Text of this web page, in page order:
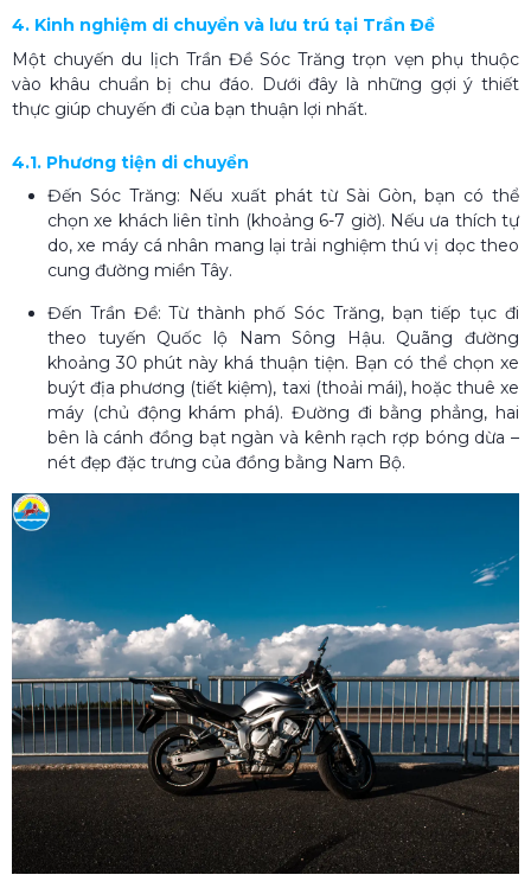
4. Kinh nghiệm di chuyển và lưu trú tại Trần Đề
Một chuyến du lịch Trần Đề Sóc Trăng trọn vẹn phụ thuộc
vào khâu chuẩn bị chu đáo. Dưới đây là những gợi ý thiết
thực giúp chuyến đi của bạn thuận lợi nhất.
4.1. Phương tiện di chuyển
Đến Sóc Trăng: Nếu xuất phát từ Sài Gòn, bạn có thể
chọn xe khách liên tỉnh (khoảng 6-7 giờ). Nếu ưa thích tự
do, xe máy cá nhân mang lại trải nghiệm thú vị dọc theo
cung đường miền Tây.
Đến Trần Đề: Từ thành phố Sóc Trăng, bạn tiếp tục đi
theo tuyến Quốc lộ Nam Sông Hậu. Quãng đường
khoảng 30 phút này khá thuận tiện. Bạn có thể chọn xe
buýt địa phương (tiết kiệm), taxi (thoải mái), hoặc thuê xe
máy (chủ động khám phá). Đường đi bằng phẳng, hai
bên là cánh đồng bạt ngàn và kênh rạch rợp bóng dừa –
nét đẹp đặc trưng của đồng bằng Nam Bộ.